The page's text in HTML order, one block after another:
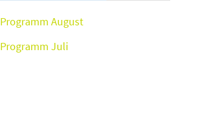
Programm August
Programm Juli